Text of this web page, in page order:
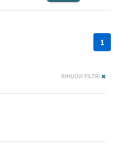
1
RIMUOVI FILTRI